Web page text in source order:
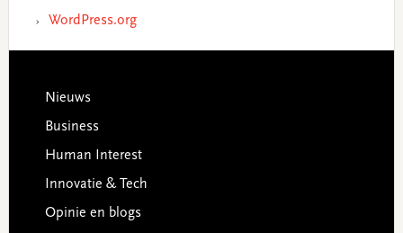
WordPress.org
Footer
Nieuws
Business
Human Interest
Innovatie & Tech
Opinie en blogs